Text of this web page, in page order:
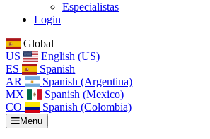
Especialistas
Login
Global
US
English (US)
ES
Spanish
AR
Spanish (Argentina)
MX
Spanish (Mexico)
CO
Spanish (Colombia)
Menu